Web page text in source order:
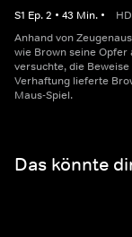
S1 Ep.2 • 43 Min. • HD
Anhand von
wie Brown seine
versuchte, die
Verhaftung lieferte
Maus-Spiel.
Das könnte